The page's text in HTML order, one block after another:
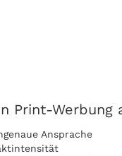
Print-Werbung
Ansprache